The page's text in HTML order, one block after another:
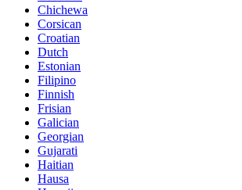
Chichewa
Corsican
Croatian
Dutch
Estonian
Filipino
Finnish
Frisian
Galician
Georgian
Gujarati
Haitian
Hausa